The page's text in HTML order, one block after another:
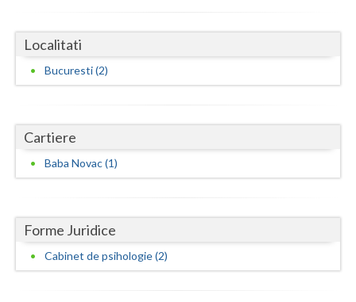
Prahova
Salaj
Sibiu
Suceava
Timis
Tulcea
Localitati
Bucuresti (2)
Cartiere
Baba Novac (1)
Forme Juridice
Cabinet de psihologie (2)